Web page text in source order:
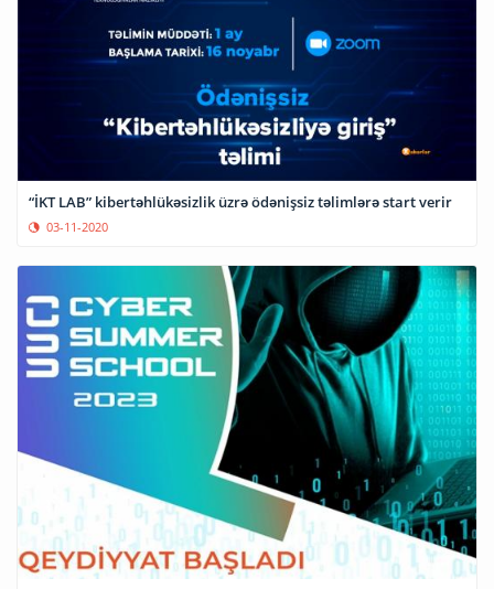
“İKT LAB” kibertəhlükəsizlik üzrə ödənişsiz təlimlərə start verir
03-11-2020